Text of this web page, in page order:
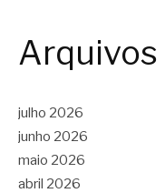
Arquivos
julho 2026
junho 2026
maio 2026
abril 2026